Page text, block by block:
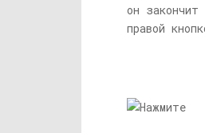
он закончит
правой